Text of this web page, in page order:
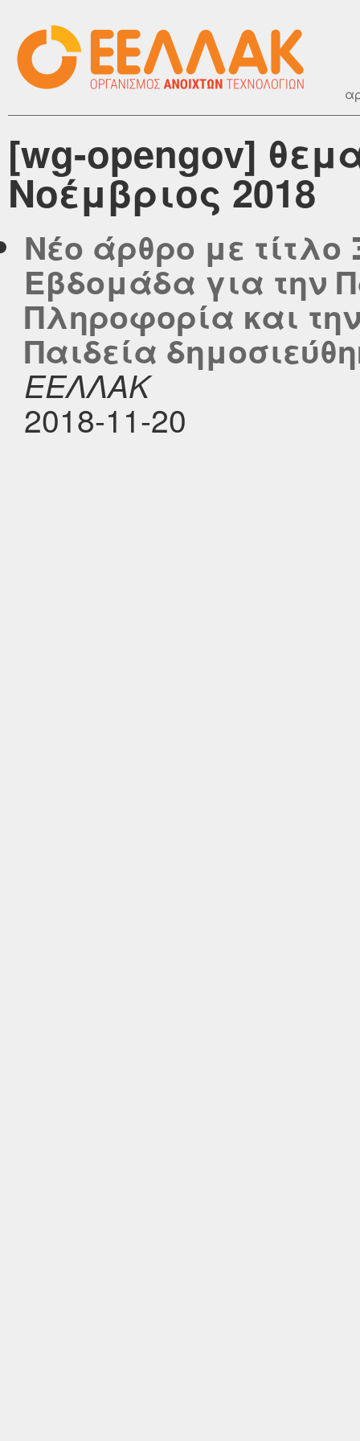
[wg-opengov]
Νοέμβριος 2018
Νέο άρθρο με τίτλο
Εβδομάδα για την
Πληροφορία και
Παιδεία
ΕΕΛΛΑΚ
2018-11-20